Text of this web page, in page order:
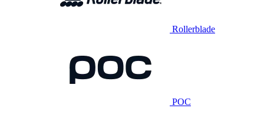
Rollerblade
POC